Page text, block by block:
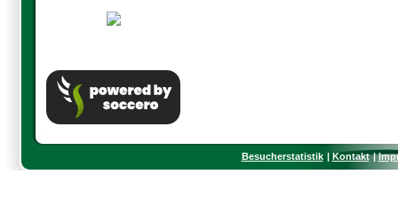
Besucherstatistik Kontakt